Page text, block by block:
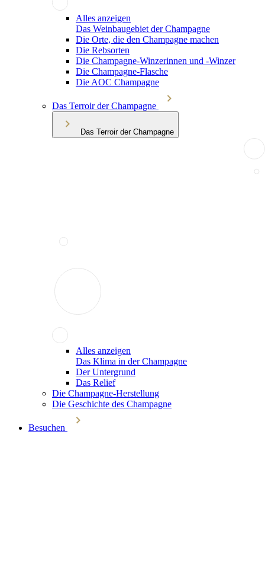
Alles anzeigen
Das Weinbaugebiet der Champagne
Die Orte, die den Champagne machen
Die Rebsorten
Die Champagne-Winzerinnen und -Winzer
Die Champagne-Flasche
Die AOC Champagne
Das Terroir der Champagne
Das Terroir der Champagne
Alles anzeigen
Das Klima in der Champagne
Der Untergrund
Das Relief
Die Champagne-Herstellung
Die Geschichte des Champagne
Besuchen